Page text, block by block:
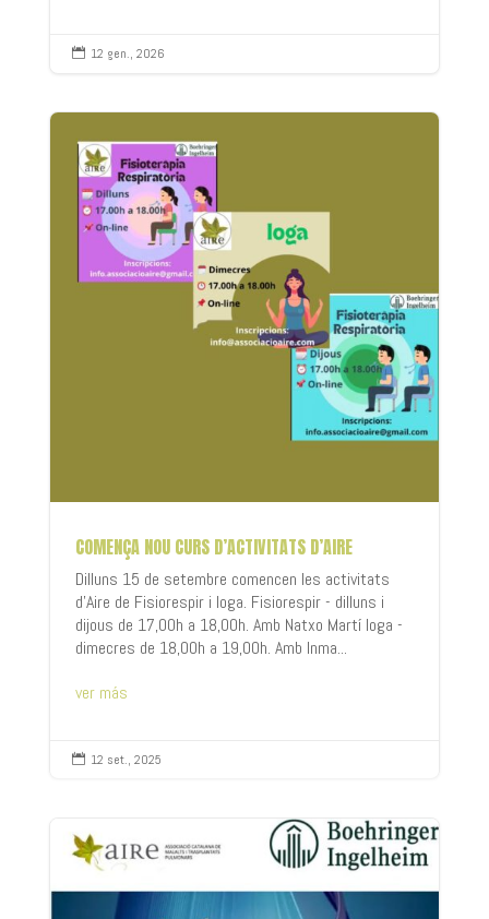
 12 gen., 2026
COMENÇA NOU CURS D’ACTIVITATS D’AIRE
Dilluns 15 de setembre comencen les activitats
d'Aire de Fisiorespir i Ioga. Fisiorespir - dilluns i
dijous de 17,00h a 18,00h. Amb Natxo Martí Ioga -
dimecres de 18,00h a 19,00h. Amb Inma...
ver más
 12 set., 2025